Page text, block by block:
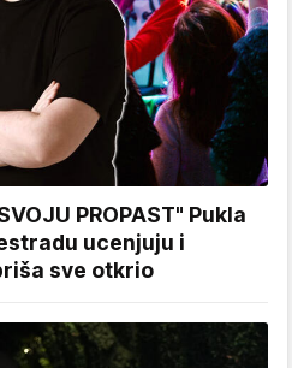
PROPAST" Pukla
ucenjuju i
sve otkrio